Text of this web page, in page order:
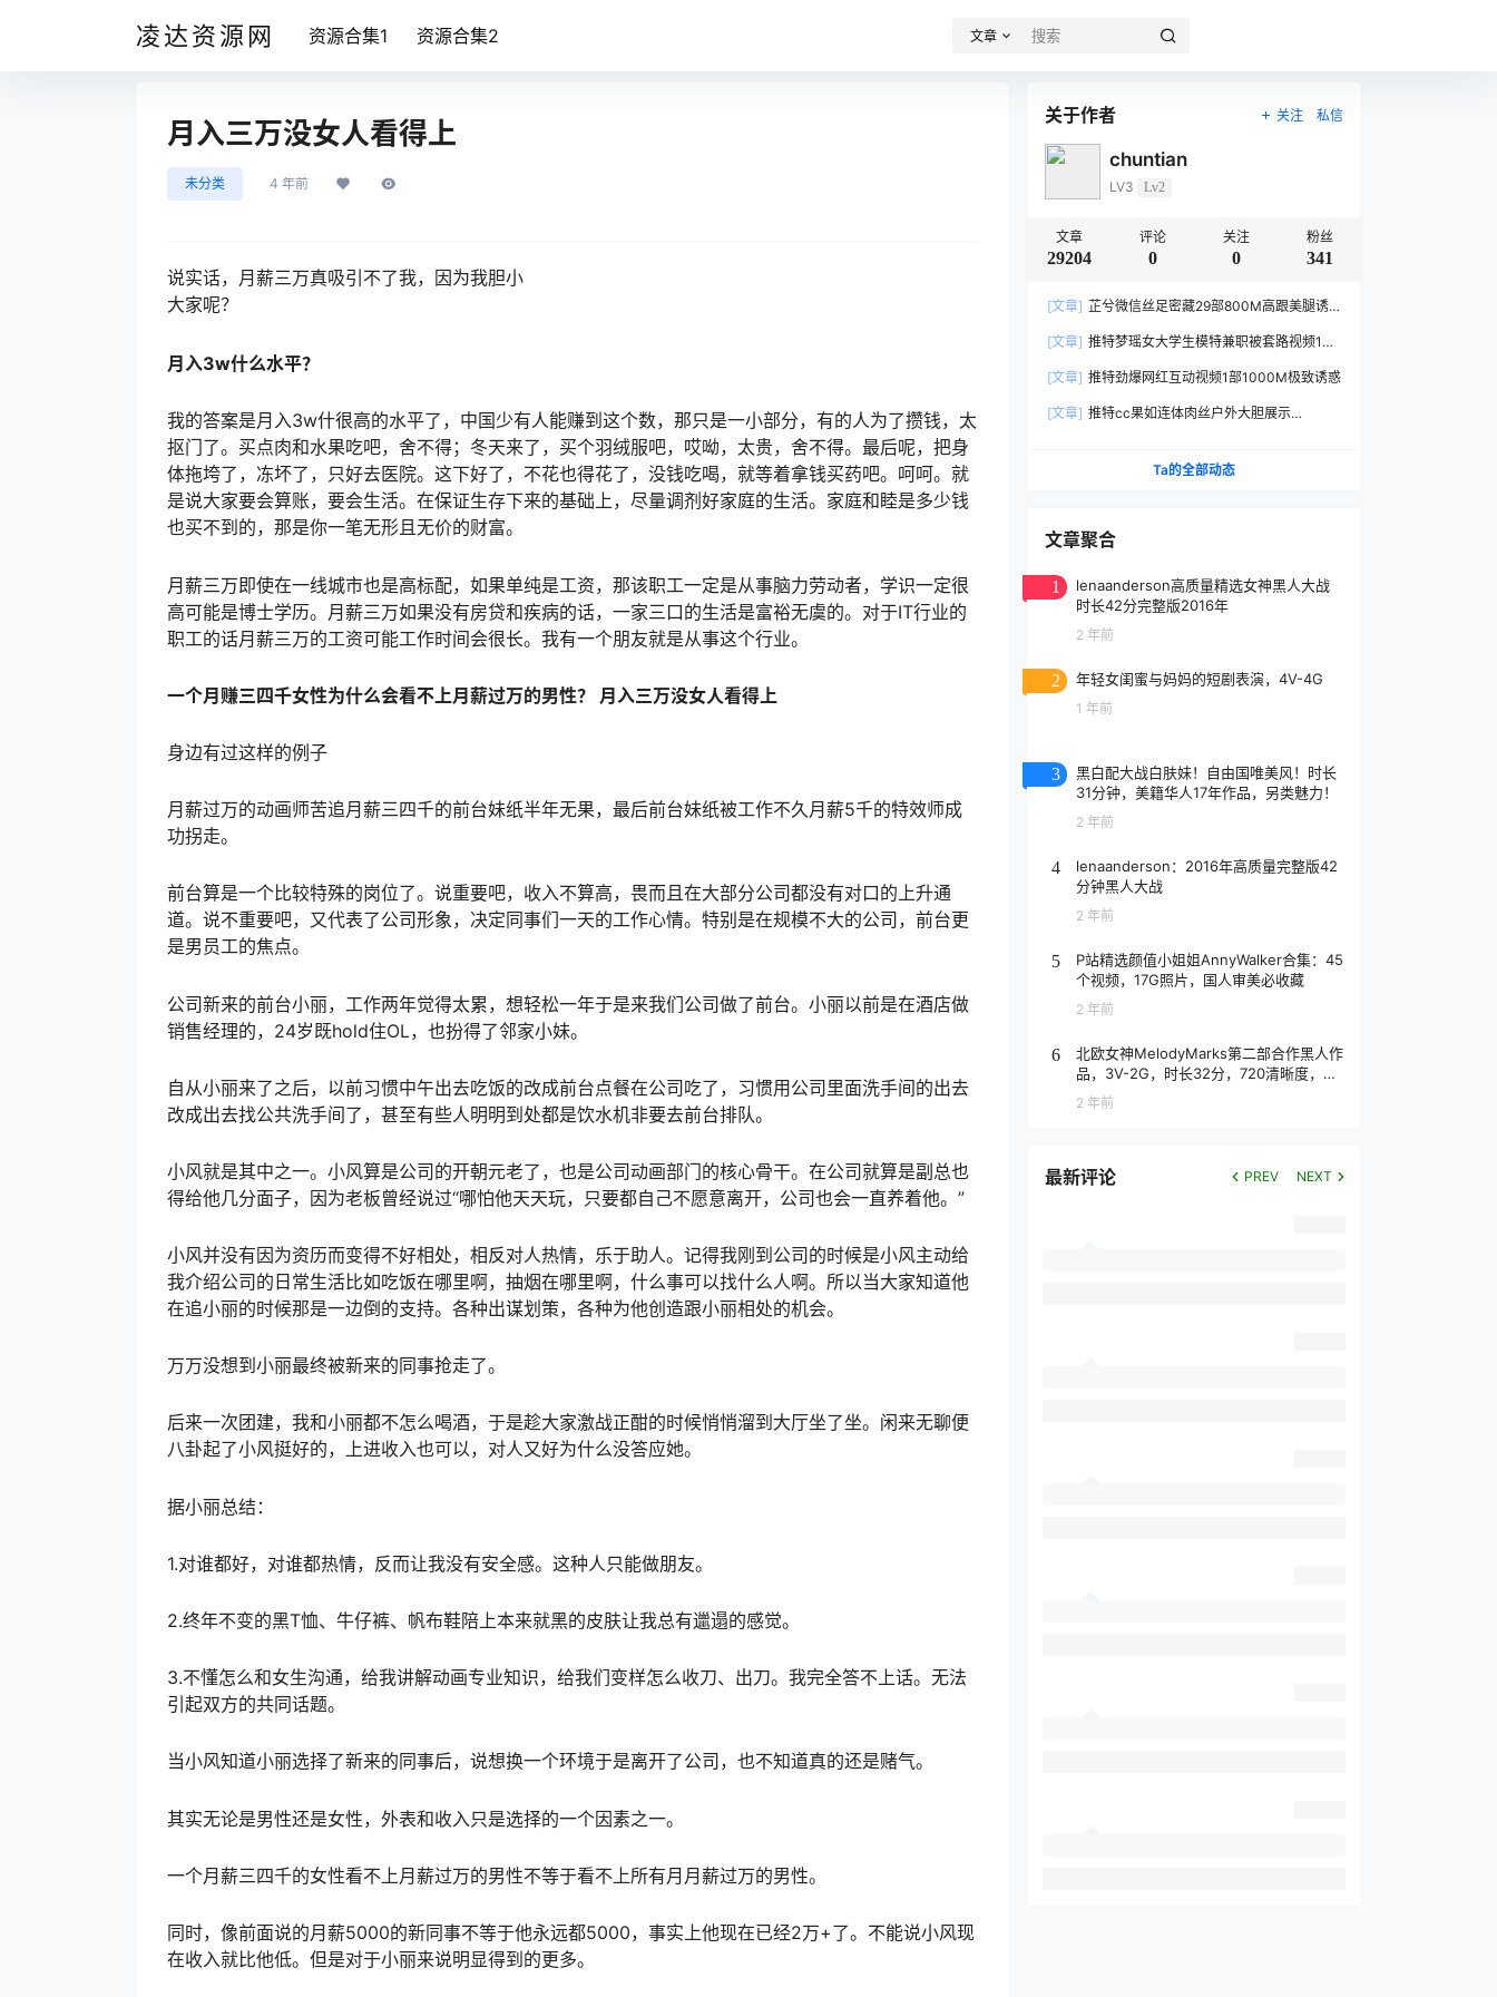
凌达资源网 资源合集1 资源合集2 文章
月入三万没女人看得上
未分类 4 年前
说实话，月薪三万真吸引不了我，因为我胆小
大家呢？
月入3w什么水平？
我的答案是月入3w什很高的水平了，中国少有人能赚到这个数，那只是一小部分，有的人为了攒钱，太
抠门了。买点肉和水果吃吧，舍不得；冬天来了，买个羽绒服吧，哎呦，太贵，舍不得。最后呢，把身
体拖垮了，冻坏了，只好去医院。这下好了，不花也得花了，没钱吃喝，就等着拿钱买药吧。呵呵。就
是说大家要会算账，要会生活。在保证生存下来的基础上，尽量调剂好家庭的生活。家庭和睦是多少钱
也买不到的，那是你一笔无形且无价的财富。
月薪三万即使在一线城市也是高标配，如果单纯是工资，那该职工一定是从事脑力劳动者，学识一定很
高可能是博士学历。月薪三万如果没有房贷和疾病的话，一家三口的生活是富裕无虞的。对于IT行业的
职工的话月薪三万的工资可能工作时间会很长。我有一个朋友就是从事这个行业。
一个月赚三四千女性为什么会看不上月薪过万的男性？ 月入三万没女人看得上
身边有过这样的例子
月薪过万的动画师苦追月薪三四千的前台妹纸半年无果，最后前台妹纸被工作不久月薪5千的特效师成
功拐走。
前台算是一个比较特殊的岗位了。说重要吧，收入不算高，畏而且在大部分公司都没有对口的上升通
道。说不重要吧，又代表了公司形象，决定同事们一天的工作心情。特别是在规模不大的公司，前台更
是男员工的焦点。
公司新来的前台小丽，工作两年觉得太累，想轻松一年于是来我们公司做了前台。小丽以前是在酒店做
销售经理的，24岁既hold住OL，也扮得了邻家小妹。
自从小丽来了之后，以前习惯中午出去吃饭的改成前台点餐在公司吃了，习惯用公司里面洗手间的出去
改成出去找公共洗手间了，甚至有些人明明到处都是饮水机非要去前台排队。
小风就是其中之一。小风算是公司的开朝元老了，也是公司动画部门的核心骨干。在公司就算是副总也
得给他几分面子，因为老板曾经说过“哪怕他天天玩，只要都自己不愿意离开，公司也会一直养着他。”
小风并没有因为资历而变得不好相处，相反对人热情，乐于助人。记得我刚到公司的时候是小风主动给
我介绍公司的日常生活比如吃饭在哪里啊，抽烟在哪里啊，什么事可以找什么人啊。所以当大家知道他
在追小丽的时候那是一边倒的支持。各种出谋划策，各种为他创造跟小丽相处的机会。
万万没想到小丽最终被新来的同事抢走了。
后来一次团建，我和小丽都不怎么喝酒，于是趁大家激战正酣的时候悄悄溜到大厅坐了坐。闲来无聊便
八卦起了小风挺好的，上进收入也可以，对人又好为什么没答应她。
据小丽总结：
1.对谁都好，对谁都热情，反而让我没有安全感。这种人只能做朋友。
2.终年不变的黑T恤、牛仔裤、帆布鞋陪上本来就黑的皮肤让我总有邋遢的感觉。
3.不懂怎么和女生沟通，给我讲解动画专业知识，给我们变样怎么收刀、出刀。我完全答不上话。无法
引起双方的共同话题。
当小风知道小丽选择了新来的同事后，说想换一个环境于是离开了公司，也不知道真的还是赌气。
其实无论是男性还是女性，外表和收入只是选择的一个因素之一。
一个月薪三四千的女性看不上月薪过万的男性不等于看不上所有月月薪过万的男性。
同时，像前面说的月薪5000的新同事不等于他永远都5000，事实上他现在已经2万+了。不能说小风现
在收入就比他低。但是对于小丽来说明显得到的更多。
关于作者 关注 私信
chuntian
LV3 Lv2
文章
29204
评论
0
关注
0
粉丝
341
[文章] 芷兮微信丝足密藏29部800M高跟美腿诱
[文章] 推特梦瑶女大学生模特兼职被套路视频1部
[文章] 推特劲爆网红互动视频1部1000M极致诱惑
[文章] 推特cc果如连体肉丝户外大胆展示
Ta的全部动态
文章聚合
1
lenaanderson高质量精选女神黑人大战
时长42分完整版2016年
2 年前
2 年轻女闺蜜与妈妈的短剧表演，4V-4G
1 年前
3
黑白配大战白肤妹！自由国唯美风！时长
31分钟，美籍华人17年作品，另类魅力！
2 年前
4
lenaanderson：2016年高质量完整版42
分钟黑人大战
2 年前
5
P站精选颜值小姐姐AnnyWalker合集：45
个视频，17G照片，国人审美必收藏
2 年前
6
北欧女神MelodyMarks第二部合作黑人作
品，3V-2G，时长32分，720清晰度，抢
先版！
2 年前
最新评论 PREV NEXT